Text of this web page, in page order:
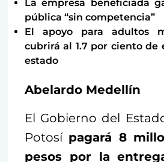
La empresa beneficiada
pública “sin competencia”
El apoyo para adultos
cubrirá al 1.7 por ciento de
estado
Abelardo Medellín
El Gobierno del
Potosí pagará 8
pesos por la